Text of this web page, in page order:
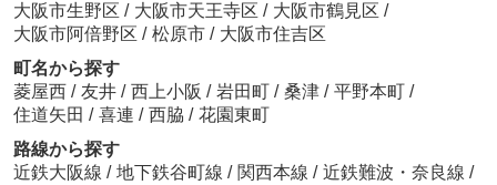
大阪市生野区 / 大阪市天王寺区 / 大阪市鶴見区 /
大阪市阿倍野区 / 松原市 / 大阪市住吉区
町名から探す
菱屋西 / 友井 / 西上小阪 / 岩田町 / 桑津 / 平野本町 /
住道矢田 / 喜連 / 西脇 / 花園東町
路線から探す
近鉄大阪線 / 地下鉄谷町線 / 関西本線 / 近鉄難波・奈良線 /